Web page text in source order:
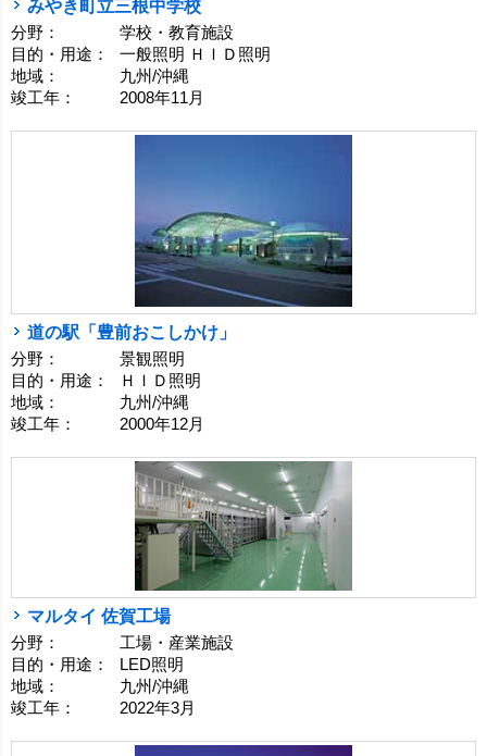
みやき町立三根中学校
分野：
学校・教育施設
目的・用途：
一般照明 ＨＩＤ照明
地域：
九州/沖縄
竣工年：
2008年11月
道の駅「豊前おこしかけ」
分野：
景観照明
目的・用途：
ＨＩＤ照明
地域：
九州/沖縄
竣工年：
2000年12月
マルタイ 佐賀工場
分野：
工場・産業施設
目的・用途：
LED照明
地域：
九州/沖縄
竣工年：
2022年3月